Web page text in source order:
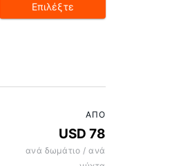
Επιλέξτε
ΑΠΌ
USD 78
ανά δωμάτιο / ανά